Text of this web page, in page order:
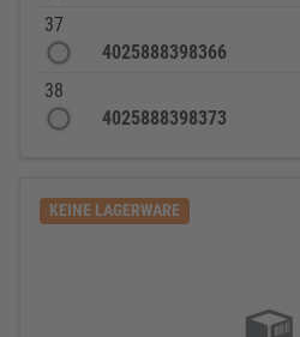
37
4025888398366
38
4025888398373
KEINE LAGERWARE